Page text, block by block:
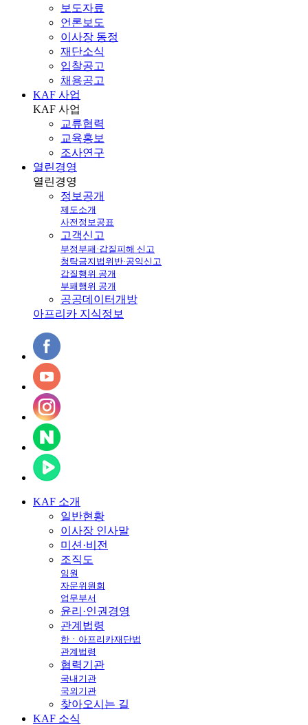
보도자료
언론보도
이사장 동정
재단소식
입찰공고
채용공고
KAF 사업
KAF 사업
교류협력
교육홍보
조사연구
열린경영
열린경영
정보공개
제도소개
사전정보공표
고객신고
부정부패·갑질피해 신고
청탁금지법위반·공익신고
갑질행위 공개
부패행위 공개
공공데이터개방
아프리카 지식정보
KAF 소개
일반현황
이사장 인사말
미션·비전
조직도
임원
자문위원회
업무부서
윤리·인권경영
관계법령
한ㆍ아프리카재단법
관계법령
협력기관
국내기관
국외기관
찾아오시는 길
KAF 소식